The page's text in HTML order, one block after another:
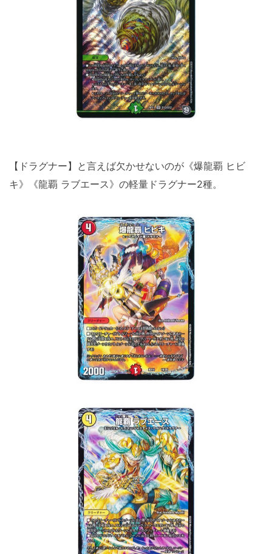
【ドラグナー】と言えば欠かせないのが《爆龍覇 ヒビ
キ》《龍覇 ラブエース》の軽量ドラグナー2種。